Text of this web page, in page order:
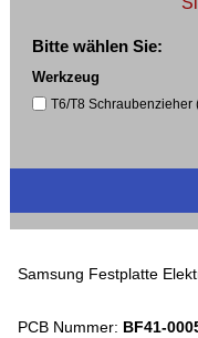
Bitte wählen Sie:
Werkzeug
T6/T8 Schraubenzieher
Samsung Festplatte
PCB Nummer: BF41-